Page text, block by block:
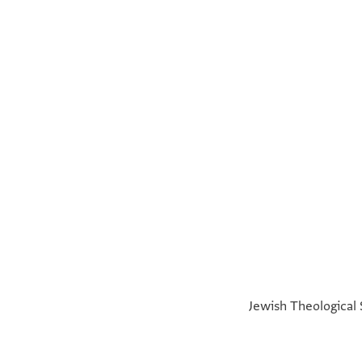
Jewish Theological